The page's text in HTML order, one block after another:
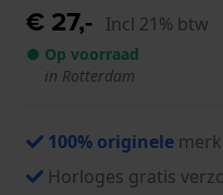
€ 27,- Incl 21% btw
● Op voorraad
in Rotterdam
100% originele
Horloges gratis